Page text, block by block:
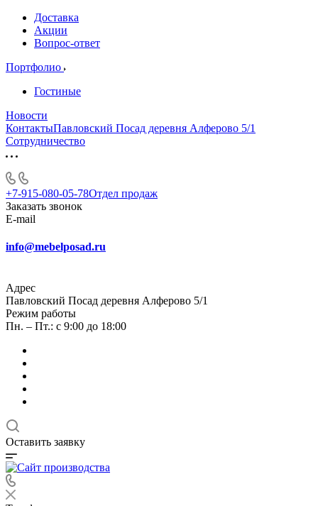
Доставка
Акции
Вопрос-ответ
Портфолио
Гостиные
Новости
КонтактыПавловский Посад деревня Алферово 5/1
Сотрудничество
+7-915-080-05-78Отдел продаж
Заказать звонок
E-mail
info@mebelposad.ru
Адрес
Павловский Посад деревня Алферово 5/1
Режим работы
Пн. – Пт.: с 9:00 до 18:00
Оставить заявку